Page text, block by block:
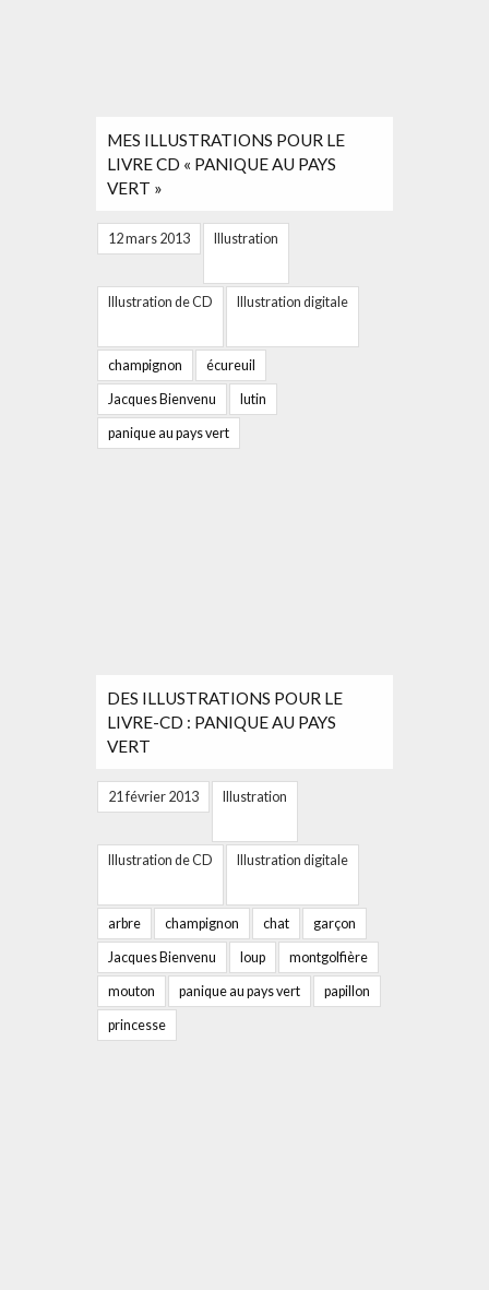
MES ILLUSTRATIONS POUR LE
LIVRE CD « PANIQUE AU PAYS
VERT »
12 mars 2013 Illustration
Illustration de CD Illustration digitale
champignon écureuil
Jacques Bienvenu lutin
panique au pays vert
DES ILLUSTRATIONS POUR LE
LIVRE-CD : PANIQUE AU PAYS
VERT
21 février 2013 Illustration
Illustration de CD Illustration digitale
arbre champignon chat garçon
Jacques Bienvenu loup montgolfière
mouton panique au pays vert papillon
princesse